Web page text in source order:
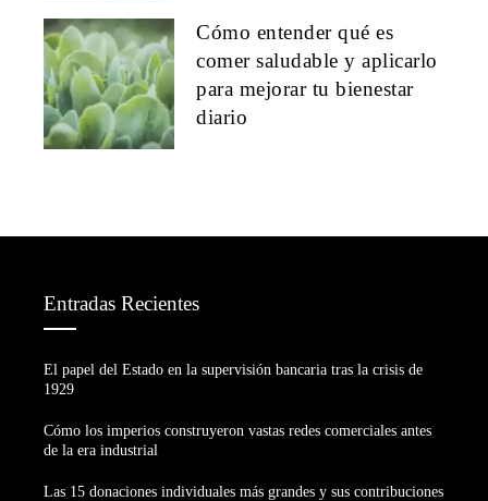
Cómo entender qué es
comer saludable y aplicarlo
para mejorar tu bienestar
diario
Entradas Recientes
El papel del Estado en la supervisión bancaria tras la crisis de
1929
Cómo los imperios construyeron vastas redes comerciales antes
de la era industrial
Las 15 donaciones individuales más grandes y sus contribuciones